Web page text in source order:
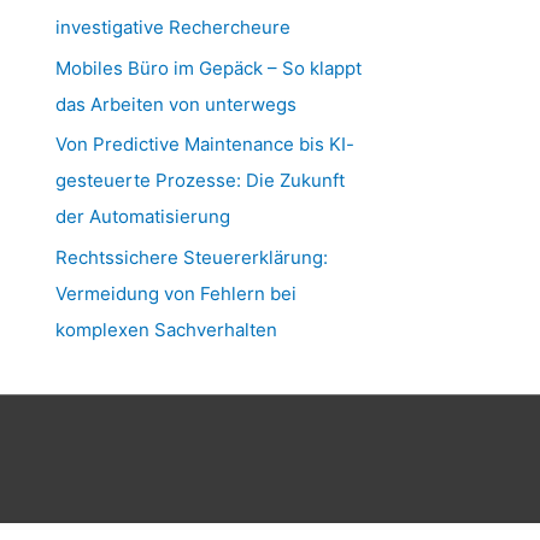
investigative Rechercheure
Mobiles Büro im Gepäck – So klappt
das Arbeiten von unterwegs
Von Predictive Maintenance bis KI-
gesteuerte Prozesse: Die Zukunft
der Automatisierung
Rechtssichere Steuererklärung:
Vermeidung von Fehlern bei
komplexen Sachverhalten